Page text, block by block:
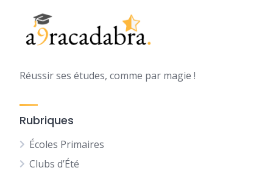
Réussir ses études, comme par magie !
Rubriques
Écoles Primaires
Clubs d’Été